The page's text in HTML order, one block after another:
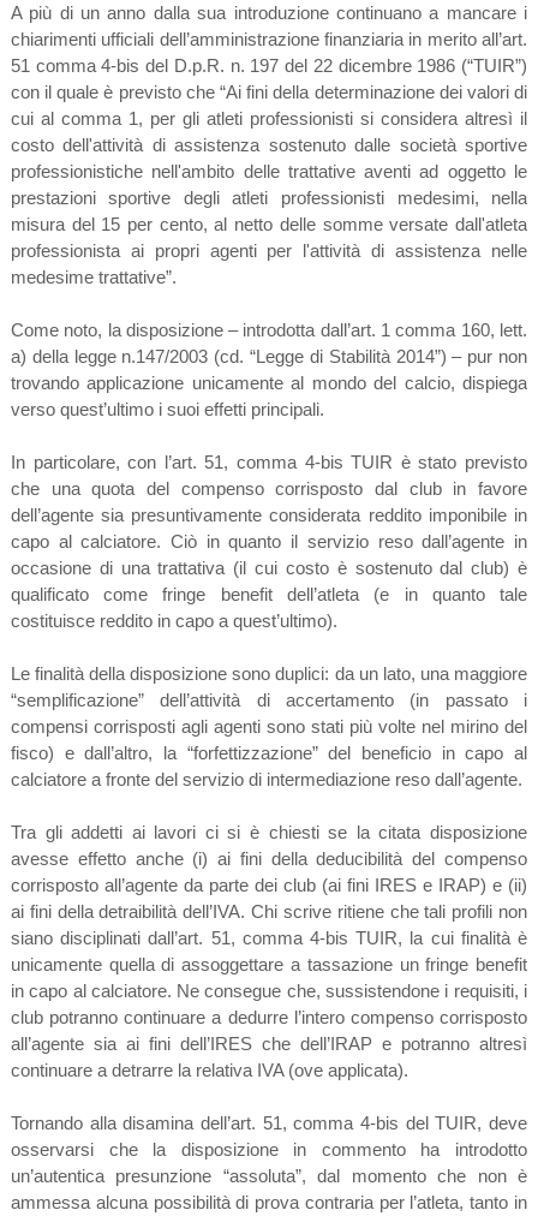
A più di un anno dalla sua introduzione continuano a mancare i
chiarimenti ufficiali dell’amministrazione finanziaria in merito all’art.
51 comma 4-bis del D.p.R. n. 197 del 22 dicembre 1986 (“TUIR”)
con il quale è previsto che “Ai fini della determinazione dei valori di
cui al comma 1, per gli atleti professionisti si considera altresì il
costo dell'attività di assistenza sostenuto dalle società sportive
professionistiche nell'ambito delle trattative aventi ad oggetto le
prestazioni sportive degli atleti professionisti medesimi, nella
misura del 15 per cento, al netto delle somme versate dall'atleta
professionista ai propri agenti per l'attività di assistenza nelle
medesime trattative”.
Come noto, la disposizione – introdotta dall’art. 1 comma 160, lett.
a) della legge n.147/2003 (cd. “Legge di Stabilità 2014”) – pur non
trovando applicazione unicamente al mondo del calcio, dispiega
verso quest’ultimo i suoi effetti principali.
In particolare, con l’art. 51, comma 4-bis TUIR è stato previsto
che una quota del compenso corrisposto dal club in favore
dell’agente sia presuntivamente considerata reddito imponibile in
capo al calciatore. Ciò in quanto il servizio reso dall’agente in
occasione di una trattativa (il cui costo è sostenuto dal club) è
qualificato come fringe benefit dell’atleta (e in quanto tale
costituisce reddito in capo a quest’ultimo).
Le finalità della disposizione sono duplici: da un lato, una maggiore
“semplificazione” dell’attività di accertamento (in passato i
compensi corrisposti agli agenti sono stati più volte nel mirino del
fisco) e dall’altro, la “forfettizzazione” del beneficio in capo al
calciatore a fronte del servizio di intermediazione reso dall’agente.
Tra gli addetti ai lavori ci si è chiesti se la citata disposizione
avesse effetto anche (i) ai fini della deducibilità del compenso
corrisposto all’agente da parte dei club (ai fini IRES e IRAP) e (ii)
ai fini della detraibilità dell’IVA. Chi scrive ritiene che tali profili non
siano disciplinati dall’art. 51, comma 4-bis TUIR, la cui finalità è
unicamente quella di assoggettare a tassazione un fringe benefit
in capo al calciatore. Ne consegue che, sussistendone i requisiti, i
club potranno continuare a dedurre l’intero compenso corrisposto
all’agente sia ai fini dell’IRES che dell’IRAP e potranno altresì
continuare a detrarre la relativa IVA (ove applicata).
Tornando alla disamina dell’art. 51, comma 4-bis del TUIR, deve
osservarsi che la disposizione in commento ha introdotto
un’autentica presunzione “assoluta”, dal momento che non è
ammessa alcuna possibilità di prova contraria per l’atleta, tanto in